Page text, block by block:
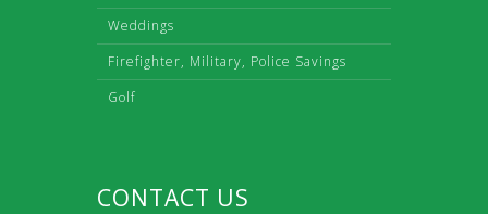
Weddings
Firefighter, Military, Police Savings
Golf
CONTACT US